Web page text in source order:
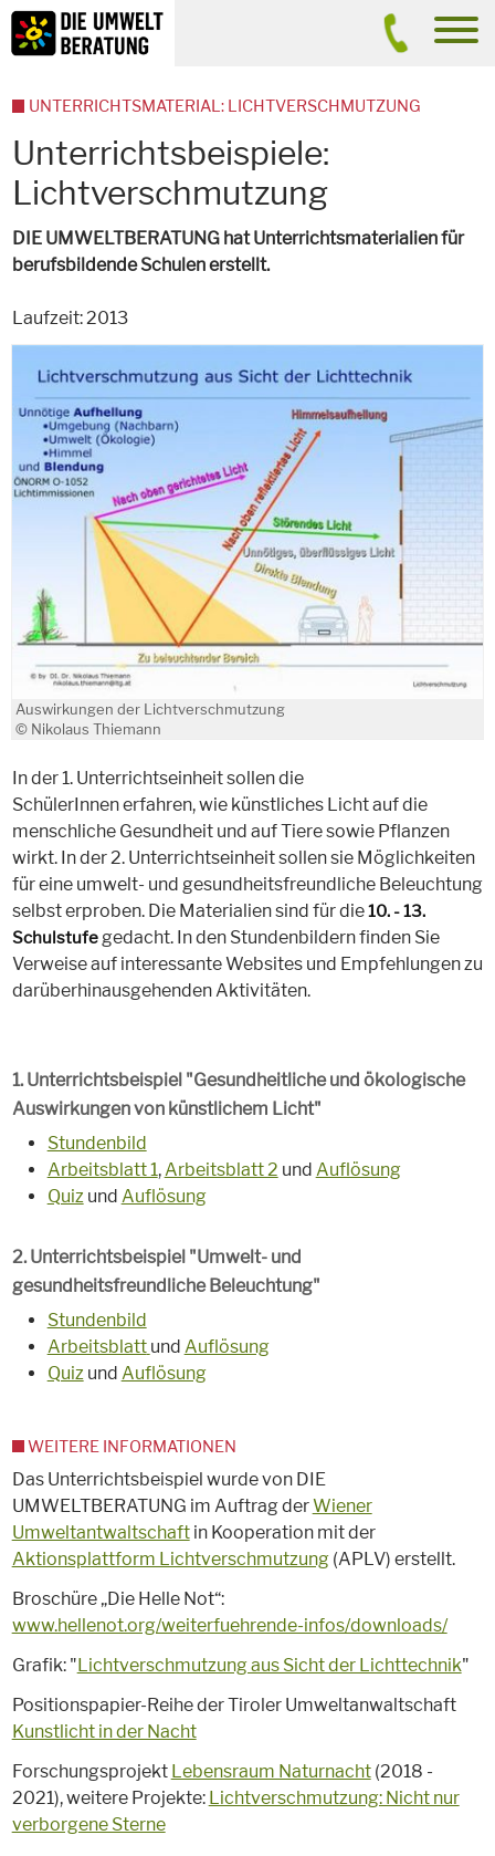
Inhalt
Suche
Unterrichtsbeispiele:
Lichtverschmutzung
DIE UMWELTBERATUNG hat Unterrichtsmaterialien für
berufsbildende Schulen erstellt.
Laufzeit: 2013
Auswirkungen der Lichtverschmutzung
© Nikolaus Thiemann
In der 1. Unterrichtseinheit sollen die
SchülerInnen erfahren, wie künstliches Licht auf die
menschliche Gesundheit und auf Tiere sowie Pflanzen
wirkt. In der 2. Unterrichtseinheit sollen sie Möglichkeiten
für eine umwelt- und gesundheitsfreundliche Beleuchtung
selbst erproben. Die Materialien sind für die10. - 13.
Schulstufegedacht. In den Stundenbildern finden Sie
Verweise auf interessante Websites und Empfehlungen zu
darüberhinausgehenden Aktivitäten.
1. Unterrichtsbeispiel "Gesundheitliche und ökologische
Auswirkungen von künstlichem Licht"
Stundenbild
Arbeitsblatt 1,Arbeitsblatt 2 und Auflösung
Quizund Auflösung
2. Unterrichtsbeispiel "Umwelt- und
gesundheitsfreundliche Beleuchtung"
Stundenbild
Arbeitsblatt und Auflösung
Quizund Auflösung
WEITERE INFORMATIONEN
Das Unterrichtsbeispiel wurde von DIE
UMWELTBERATUNG im Auftrag derWiener
Umweltantwaltschaftin Kooperation mit der
Aktionsplattform Lichtverschmutzung(APLV) erstellt.
Broschüre „Die Helle Not“:
www.hellenot.org/weiterfuehrende-infos/downloads/
Grafik: "Lichtverschmutzung aus Sicht der Lichttechnik"
Positionspapier-Reihe der Tiroler Umweltanwaltschaft
Kunstlicht in der Nacht
Forschungsprojekt Lebensraum Naturnacht(2018 -
2021), weitere Projekte: Lichtverschmutzung: Nicht nur
verborgene Sterne
UNTERRICHTSMATERIAL: LICHTVERSCHMUTZUNG